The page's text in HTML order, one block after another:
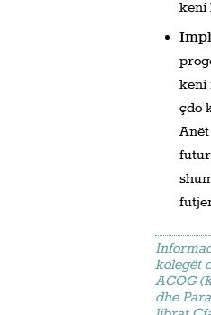
keni
keni
çdo
kolegët
ACOG
dhe